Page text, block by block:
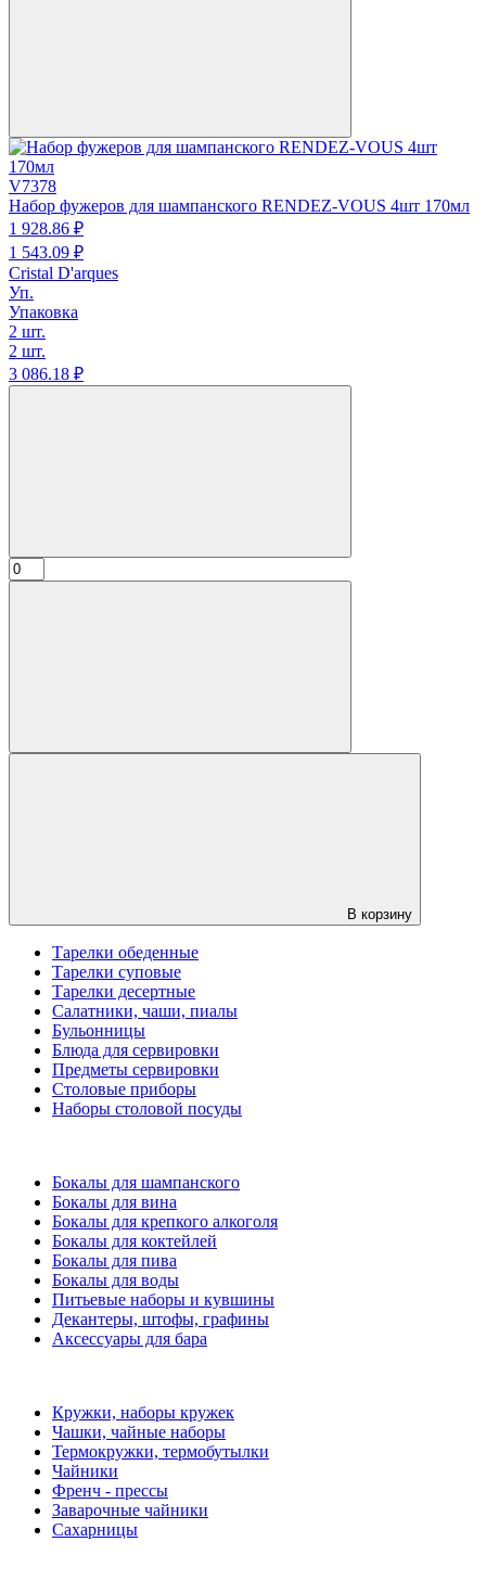
V7378
Набор фужеров для шампанского RENDEZ-VOUS 4шт 170мл
1 928.86 ₽
1 543.09 ₽
Cristal D'arques
Уп.
Упаковка
2 шт.
2 шт.
3 086.18 ₽
В корзину
Тарелки обеденные
Тарелки суповые
Тарелки десертные
Салатники, чаши, пиалы
Бульонницы
Блюда для сервировки
Предметы сервировки
Столовые приборы
Наборы столовой посуды
Бокалы для шампанского
Бокалы для вина
Бокалы для крепкого алкоголя
Бокалы для коктейлей
Бокалы для пива
Бокалы для воды
Питьевые наборы и кувшины
Декантеры, штофы, графины
Аксессуары для бара
Кружки, наборы кружек
Чашки, чайные наборы
Термокружки, термобутылки
Чайники
Френч - прессы
Заварочные чайники
Сахарницы